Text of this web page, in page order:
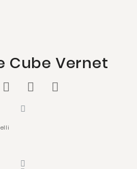
Cube Vernet